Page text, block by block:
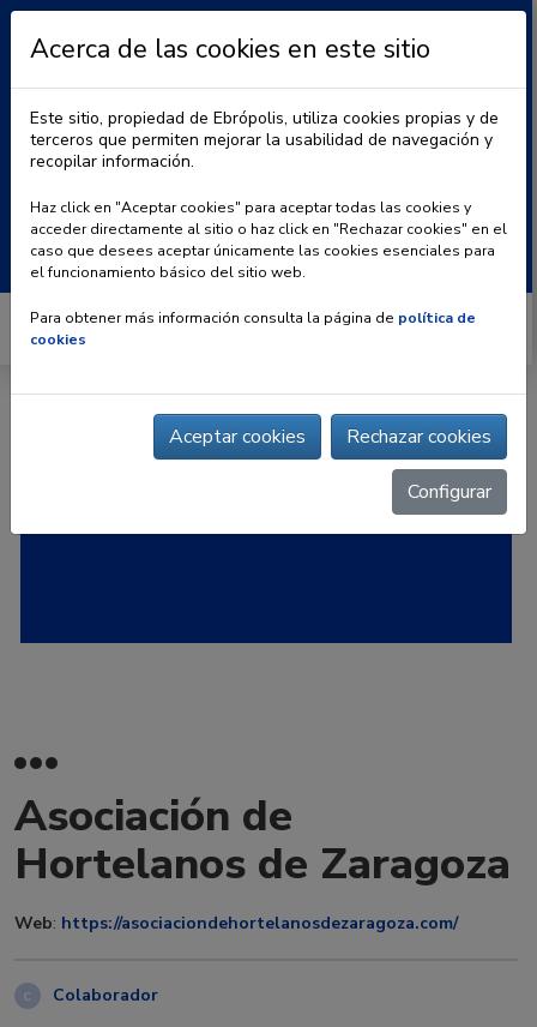
BLOG | CONTACTO
Buscar:
Inicio» | Asociación de Hortelanos de Zaragoza
Asociación de
Hortelanos de Zaragoza
Web: https://asociaciondehortelanosdezaragoza.com/
Colaborador
Acerca de las cookies en este sitio
Este sitio, propiedad de Ebrópolis, utiliza cookies propias y de
terceros que permiten mejorar la usabilidad de navegación y
recopilar información.
Haz click en "Aceptar cookies" para aceptar todas las cookies y
acceder directamente al sitio o haz click en "Rechazar cookies" en el
caso que desees aceptar únicamente las cookies esenciales para
el funcionamiento básico del sitio web.
Para obtener más información consulta la página de política de
cookies
Aceptar cookies Rechazar cookies
Configurar